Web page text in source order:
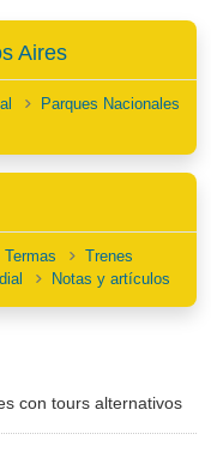
Aires
Parques Nacionales
Termas
Trenes
Notas y artículos
con tours alternativos